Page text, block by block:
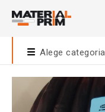
Alege categoria